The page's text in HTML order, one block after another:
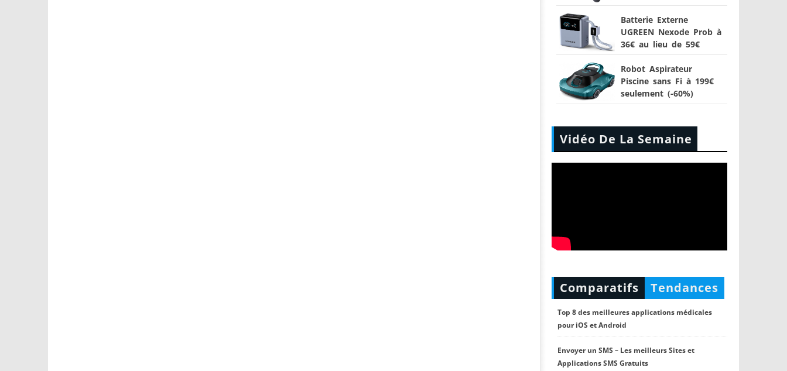
Batterie Externe
UGREEN Nexode Prob à
36€ au lieu de 59€
Robot Aspirateur
Piscine sans Fi à 199€
seulement (-60%)
Vidéo De La Semaine
Comparatifs Tendances
Top 8 des meilleures applications médicales
pour iOS et Android
Envoyer un SMS – Les meilleurs Sites et
Applications SMS Gratuits